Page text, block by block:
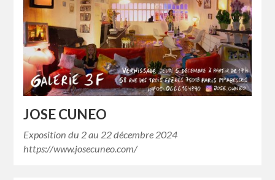
JOSE CUNEO
Exposition du 2 au 22 décembre 2024
https://www.josecuneo.com/